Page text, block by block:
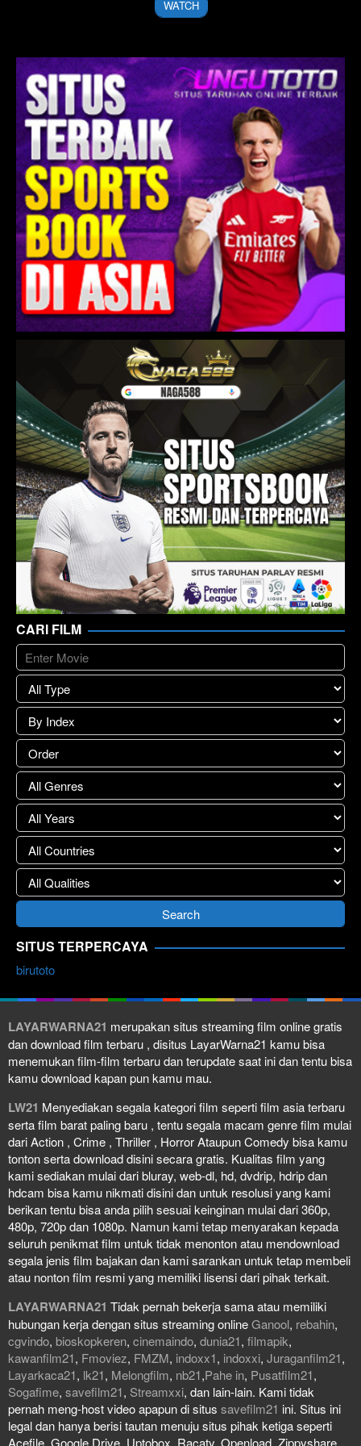
WATCH
CARI FILM
SITUS TERPERCAYA
birutoto
LAYARWARNA21 merupakan situs streaming film online gratis
dan download film terbaru , disitus LayarWarna21 kamu bisa
menemukan film-film terbaru dan terupdate saat ini dan tentu bisa
kamu download kapan pun kamu mau.
LW21 Menyediakan segala kategori film seperti film asia terbaru
serta film barat paling baru , tentu segala macam genre film mulai
dari Action , Crime , Thriller , Horror Ataupun Comedy bisa kamu
tonton serta download disini secara gratis. Kualitas film yang
kami sediakan mulai dari bluray, web-dl, hd, dvdrip, hdrip dan
hdcam bisa kamu nikmati disini dan untuk resolusi yang kami
berikan tentu bisa anda pilih sesuai keinginan mulai dari 360p,
480p, 720p dan 1080p. Namun kami tetap menyarakan kepada
seluruh penikmat film untuk tidak menonton atau mendownload
segala jenis film bajakan dan kami sarankan untuk tetap membeli
atau nonton film resmi yang memiliki lisensi dari pihak terkait.
LAYARWARNA21 Tidak pernah bekerja sama atau memiliki
hubungan kerja dengan situs streaming onlineGanool, rebahin,
cgvindo, bioskopkeren, cinemaindo, dunia21, filmapik,
kawanfilm21, Fmoviez, FMZM, indoxx1, indoxxi, Juraganfilm21,
Layarkaca21, lk21, Melongfilm, nb21,Pahe in, Pusatfilm21,
Sogafime, savefilm21, Streamxxi, dan lain-lain. Kami tidak
pernah meng-host video apapun di situs savefilm21 ini. Situs ini
legal dan hanya berisi tautan menuju situs pihak ketiga seperti